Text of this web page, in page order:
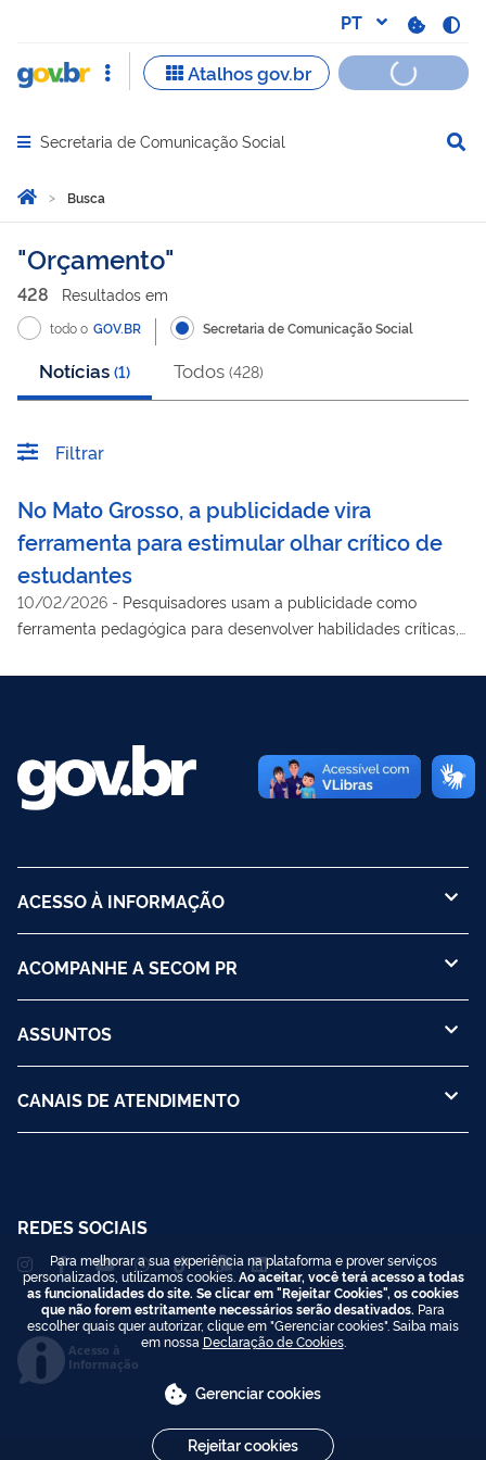
Abrir menu principal de navegação
Secretaria de Comunicação Social
Você está aqui:
Página Inicial
Busca
Busca
Orçamento
428 Resultados em
todo o GOV.BR Secretaria de Comunicação Social
Notícias (1) Todos (428)
Filtrar
No Mato Grosso, a publicidade vira
ferramenta para estimular olhar crítico de
estudantes
10/02/2026 - Pesquisadores usam a publicidade como
ferramenta pedagógica para desenvolver habilidades críticas,
comunicadores
ACESSO À INFORMAÇÃO
ACOMPANHE A SECOM PR
ASSUNTOS
CANAIS DE ATENDIMENTO
REDES SOCIAIS
Acesso à
Informação
Para melhorar a sua experiência na plataforma e prover serviços
personalizados, utilizamos cookies. Ao aceitar, você terá acesso a todas
as funcionalidades do site. Se clicar em "Rejeitar Cookies", os cookies
que não forem estritamente necessários serão desativados. Para
escolher quais quer autorizar, clique em "Gerenciar cookies". Saiba mais
em nossa Declaração de Cookies.
Gerenciar cookies
Rejeitar cookies